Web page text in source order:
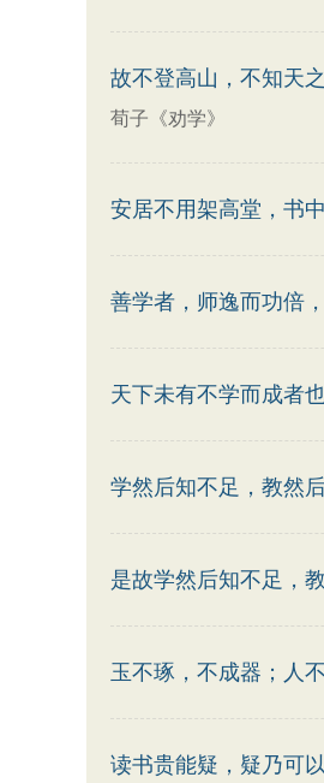
故不登高山，不知天
荀子《劝学》
安居不用架高堂，书
善学者，师逸而功倍
天下未有不学而成者也
学然后知不足，教然后
是故学然后知不足，
玉不琢，不成器；人
读书贵能疑，疑乃可